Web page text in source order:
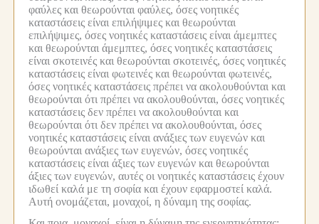
φαύλες και θεωρούνται φαύλες, όσες νοητικές
καταστάσεις είναι επιλήψιμες και θεωρούνται
επιλήψιμες, όσες νοητικές καταστάσεις είναι άμεμπτες
και θεωρούνται άμεμπτες, όσες νοητικές καταστάσεις
είναι σκοτεινές και θεωρούνται σκοτεινές, όσες νοητικές
καταστάσεις είναι φωτεινές και θεωρούνται φωτεινές,
όσες νοητικές καταστάσεις πρέπει να ακολουθούνται και
θεωρούνται ότι πρέπει να ακολουθούνται, όσες νοητικές
καταστάσεις δεν πρέπει να ακολουθούνται και
θεωρούνται ότι δεν πρέπει να ακολουθούνται, όσες
νοητικές καταστάσεις είναι ανάξιες των ευγενών και
θεωρούνται ανάξιες των ευγενών, όσες νοητικές
καταστάσεις είναι άξιες των ευγενών και θεωρούνται
άξιες των ευγενών, αυτές οι νοητικές καταστάσεις έχουν
ιδωθεί καλά με τη σοφία και έχουν εφαρμοστεί καλά.
Αυτή ονομάζεται, μοναχοί, η δύναμη της σοφίας.